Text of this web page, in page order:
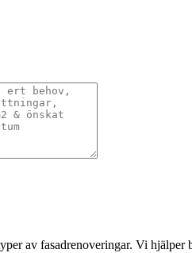
av fasadrenoveringar. Vi